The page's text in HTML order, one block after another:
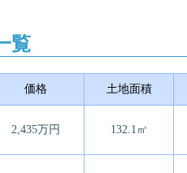
覧
価格 土地面積
2,435万円 132.1㎡